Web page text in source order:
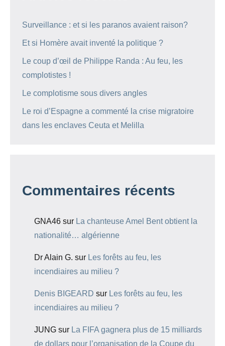
Surveillance : et si les paranos avaient raison?
Et si Homère avait inventé la politique ?
Le coup d’œil de Philippe Randa : Au feu, les
complotistes !
Le complotisme sous divers angles
Le roi d’Espagne a commenté la crise migratoire
dans les enclaves Ceuta et Melilla
Commentaires récents
GNA46 sur La chanteuse Amel Bent obtient la
nationalité… algérienne
Dr Alain G. sur Les forêts au feu, les
incendiaires au milieu ?
Denis BIGEARD sur Les forêts au feu, les
incendiaires au milieu ?
JUNG sur La FIFA gagnera plus de 15 milliards
de dollars pour l’organisation de la Coupe du